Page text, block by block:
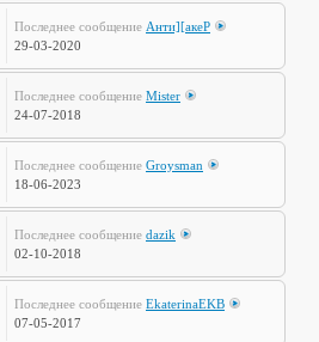
Последнее сообщение Анти][акеР
29-03-2020
Последнее сообщение Mister
24-07-2018
Последнее сообщение Groysman
18-06-2023
Последнее сообщение dazik
02-10-2018
Последнее сообщение EkaterinaEKB
07-05-2017